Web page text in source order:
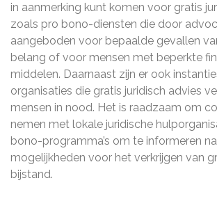
in aanmerking kunt komen voor gratis
zoals pro bono-diensten die door
aangeboden voor bepaalde gevallen
belang of voor mensen met beperkte
middelen. Daarnaast zijn er ook
organisaties die gratis juridisch advies
mensen in nood. Het is raadzaam om
nemen met lokale juridische
bono-programma’s om te informeren
mogelijkheden voor het verkrijgen van
bijstand.